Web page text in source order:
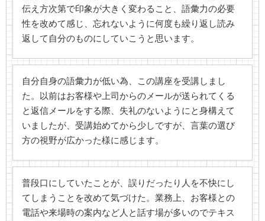
伝え方次第で印象が大きく変わること、語彙力の必要
性を改めて感じ、忘れないように何度も繰り返し読み
返して自分のものにしていこうと思います。
自分自身の語彙力が低い為、この講座を受講しまし
た。以前はお客様や上司からのメールが送られてくる
と返信メールをする際、失礼のないようにと身構えて
いましたが、受講始めてから少しですが、言葉の選び
方の視野が広かった様に感じます。
普段口にしていたことが、誤りだったり人を不快にし
てしまうことを改めて気づけた。業務上、お客様との
電話や来場時の案内など人と話す場が多いのでテキス